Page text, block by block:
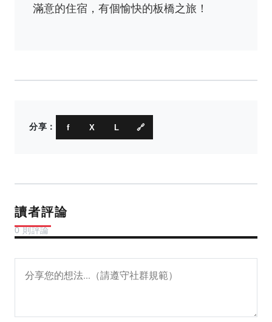
滿意的住宿，有個愉快的板橋之旅！
分享： f X L 🔗
讀者評論
0 則評論